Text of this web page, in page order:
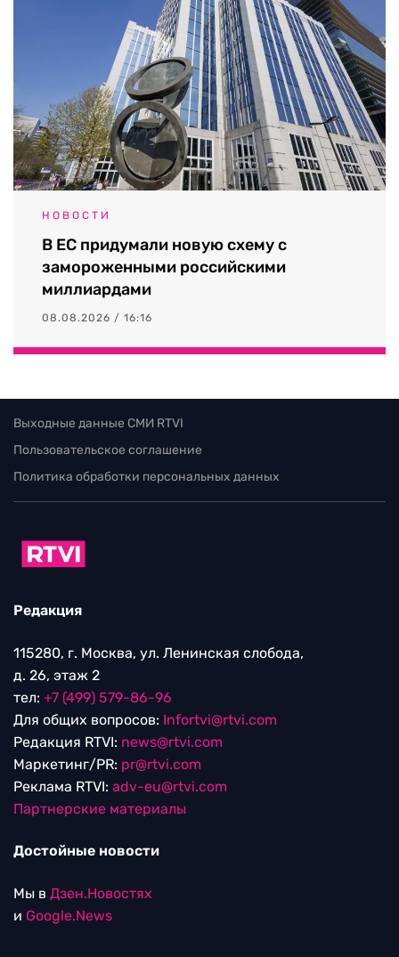
НОВОСТИ
В ЕС придумали новую схему с
замороженными российскими
миллиардами
08.08.2026 / 16:16
Выходные данные СМИ RTVI
Пользовательское соглашение
Политика обработки персональных данных
Редакция
115280, г. Москва, ул. Ленинская слобода,
д. 26, этаж 2
тел: +7 (499) 579-86-96
Для общих вопросов: Infortvi@rtvi.com
Редакция RTVI: news@rtvi.com
Маркетинг/PR: pr@rtvi.com
Реклама RTVI: adv-eu@rtvi.com
Партнерские материалы
Достойные новости
Мы в Дзен.Новостях
и Google.News